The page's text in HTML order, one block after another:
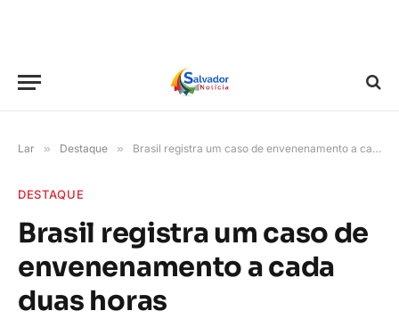
Lar » Destaque » Brasil registra um caso de envenenamento a cada duas horas
DESTAQUE
Brasil registra um caso de
envenenamento a cada
duas horas